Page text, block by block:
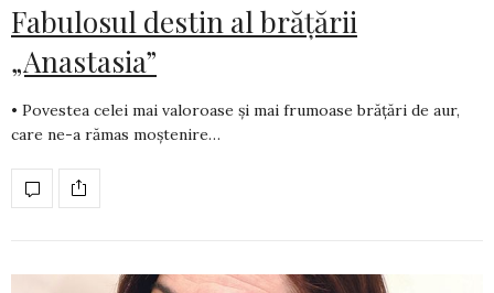
Fabulosul destin al brățării
„Anastasia”
• Povestea celei mai valoroase și mai frumoase brățări de aur,
care ne-a rămas moștenire…